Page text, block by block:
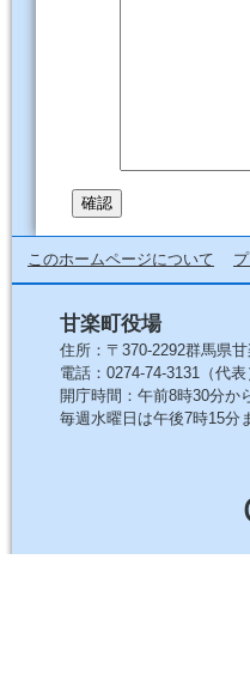
このホームページについて
甘楽町役場
住所：〒370-2292群馬県
電話：0274-74-3131（代
開庁時間：午前8時30分か
毎週水曜日は午後7時15分